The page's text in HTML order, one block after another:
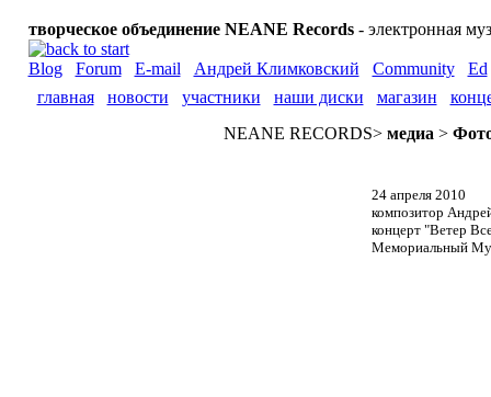
творческое объединение NEANE Records- электронная
Blog Forum E-mail Андрей Климковский Community
Ed
главная
новости участники наши диски магазин
NEANE RECORDS> медиа >
24 апреля 2010
композитор
концерт "Ветер
Мемориальный